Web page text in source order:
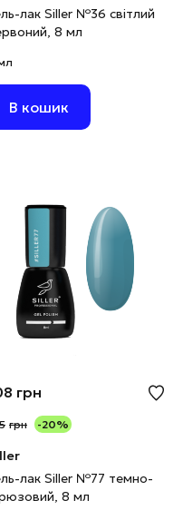
лак Siller №36 світлий
8 мл
В кошик
грн
грн -20%
лак Siller №77 темно-
8 мл